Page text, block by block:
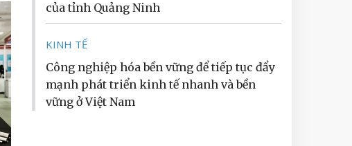
của tỉnh Quảng Ninh
KINH TẾ
Công nghiệp hóa bền vững để tiếp tục đẩy
mạnh phát triển kinh tế nhanh và bền
vững ở Việt Nam